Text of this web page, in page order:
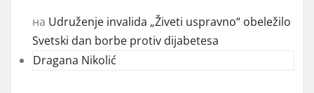
на Udruženje invalida „Živeti uspravno“ obeležilo
Svetski dan borbe protiv dijabetesa
Dragana Nikolić